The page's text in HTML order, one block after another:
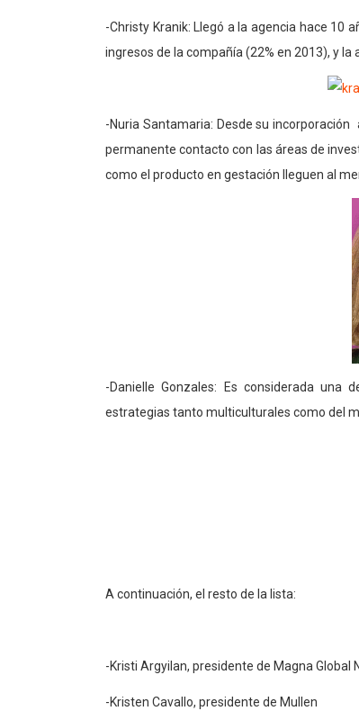
-Christy Kranik: Llegó a la agencia hace 10
ingresos de la compañía (22% en 2013), y
-Nuria Santamaria: Desde su
permanente contacto con las áreas de
como el producto en gestación lleguen al
-Danielle Gonzales: Es considerada una
estrategias tanto multiculturales como del
A continuación, el resto de la lista:
-Kristi Argyilan, presidente de Magna Global
-Kristen Cavallo, presidente de Mullen